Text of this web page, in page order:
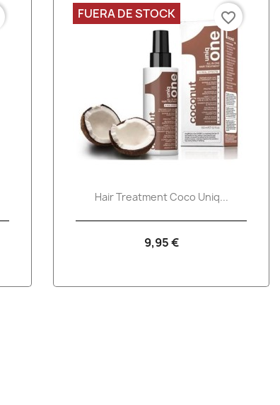
Hair Treatment Coco Uniq...
9,95 €
FUERA DE STOCK favorite_border